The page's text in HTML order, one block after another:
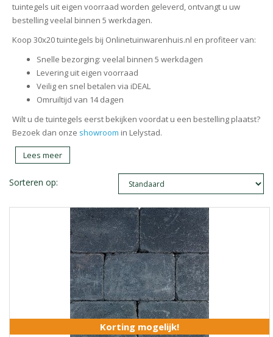
tuintegels uit eigen voorraad worden geleverd, ontvangt u uw
bestelling veelal binnen 5 werkdagen.
Koop 30x20 tuintegels bij Onlinetuinwarenhuis.nl en profiteer van:
Snelle bezorging: veelal binnen 5 werkdagen
Levering uit eigen voorraad
Veilig en snel betalen via iDEAL
Omruiltijd van 14 dagen
Wilt u de tuintegels eerst bekijken voordat u een bestelling plaatst?
Bezoek dan onze showroom in Lelystad.
Lees meer
Sorteren op:
Korting mogelijk!